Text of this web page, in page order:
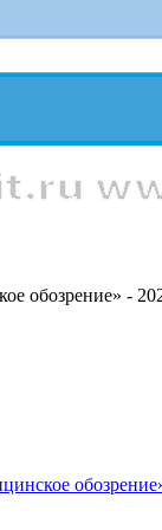
обозрение» -